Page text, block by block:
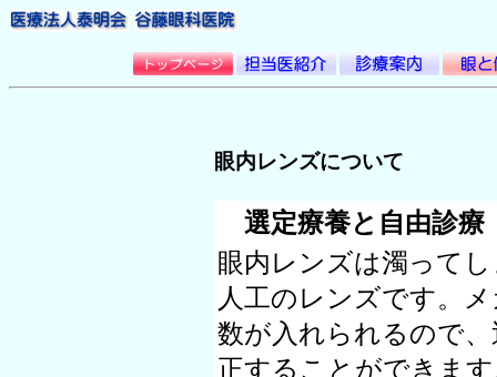
眼内レンズについて
選定療養と自由診療
眼内レンズは濁って
人工のレンズです。
数が入れられるので
正することができま